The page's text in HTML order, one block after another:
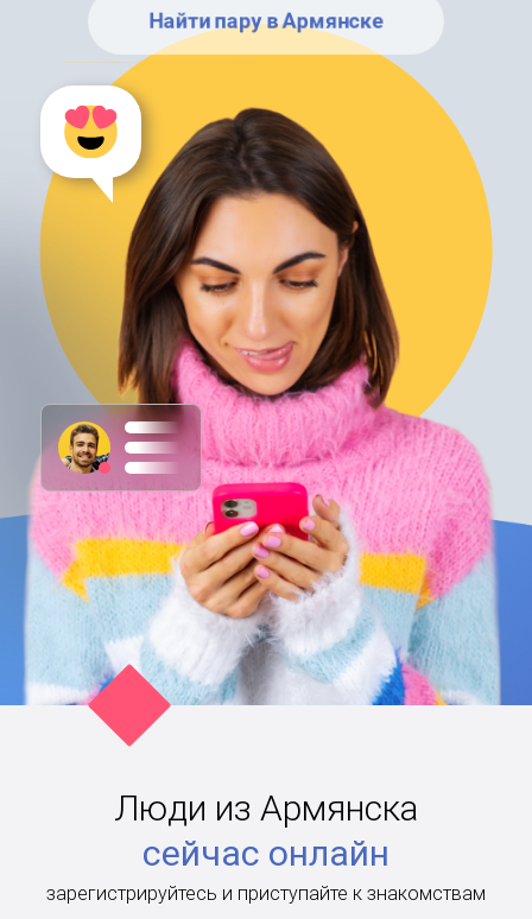
Найти пару в Армянске
Люди из Армянска
сейчас онлайн
зарегистрируйтесь и приступайте к знакомствам